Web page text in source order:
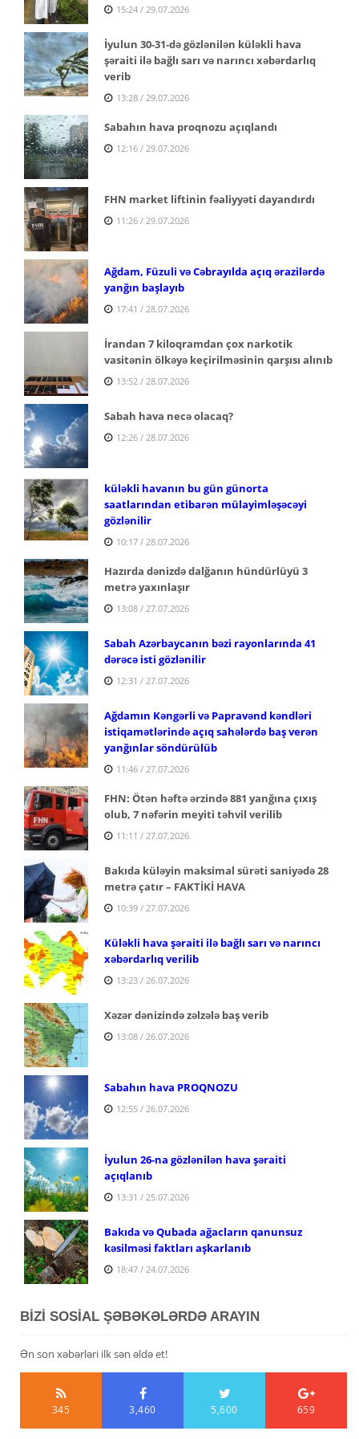
15:24 / 29.07.2026
İyulun 30-31-də gözlənilən küləkli hava
şəraiti ilə bağlı sarı və narıncı xəbərdarlıq
verib
13:28 / 29.07.2026
Sabahın hava proqnozu açıqlandı
12:16 / 29.07.2026
FHN market liftinin fəaliyyəti dayandırdı
11:26 / 29.07.2026
Ağdam, Füzuli və Cəbrayılda açıq ərazilərdə
yanğın başlayıb
17:41 / 28.07.2026
İrandan 7 kiloqramdan çox narkotik
vasitənin ölkəyə keçirilməsinin qarşısı alınıb
13:52 / 28.07.2026
Sabah hava necə olacaq?
12:26 / 28.07.2026
küləkli havanın bu gün günorta
saatlarından etibarən mülayimləşəcəyi
gözlənilir
10:17 / 28.07.2026
Hazırda dənizdə dalğanın hündürlüyü 3
metrə yaxınlaşır
13:08 / 27.07.2026
Sabah Azərbaycanın bəzi rayonlarında 41
dərəcə isti gözlənilir
12:31 / 27.07.2026
Ağdamın Kəngərli və Papravənd kəndləri
istiqamətlərində açıq sahələrdə baş verən
yanğınlar söndürülüb
11:46 / 27.07.2026
FHN: Ötən həftə ərzində 881 yanğına çıxış
olub, 7 nəfərin meyiti təhvil verilib
11:11 / 27.07.2026
Bakıda küləyin maksimal sürəti saniyədə 28
metrə çatır – FAKTİKİ HAVA
10:39 / 27.07.2026
Küləkli hava şəraiti ilə bağlı sarı və narıncı
xəbərdarlıq verilib
13:23 / 26.07.2026
Xəzər dənizində zəlzələ baş verib
13:08 / 26.07.2026
Sabahın hava PROQNOZU
12:55 / 26.07.2026
İyulun 26-na gözlənilən hava şəraiti
açıqlanıb
13:31 / 25.07.2026
Bakıda və Qubada ağacların qanunsuz
kəsilməsi faktları aşkarlanıb
18:47 / 24.07.2026
BİZİ SOSİAL ŞƏBƏKƏLƏRDƏ ARAYIN
Ən son xəbərləri ilk sən əldə et!
345 3,460 5,600 659